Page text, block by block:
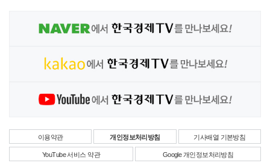
이용약관 개인정보처리방침 기사배열 기본방침
YouTube 서비스 약관 Google 개인정보처리방침